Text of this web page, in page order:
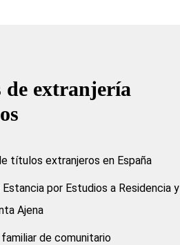
de extranjería
títulos extranjeros en España
por Estudios a Residencia y
Ajena
de comunitario